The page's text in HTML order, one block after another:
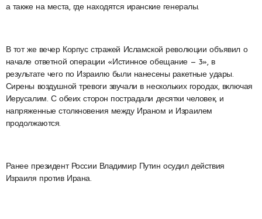
а также на места, где находятся иранские генералы.
В тот же вечер Корпус стражей Исламской революции объявил о
начале ответной операции «Истинное обещание — 3», в
результате чего по Израилю были нанесены ракетные удары.
Сирены воздушной тревоги звучали в нескольких городах, включая
Иерусалим. С обеих сторон пострадали десятки человек, и
напряженные столкновения между Ираном и Израилем
продолжаются.
Ранее президент России Владимир Путин осудил действия
Израиля против Ирана.